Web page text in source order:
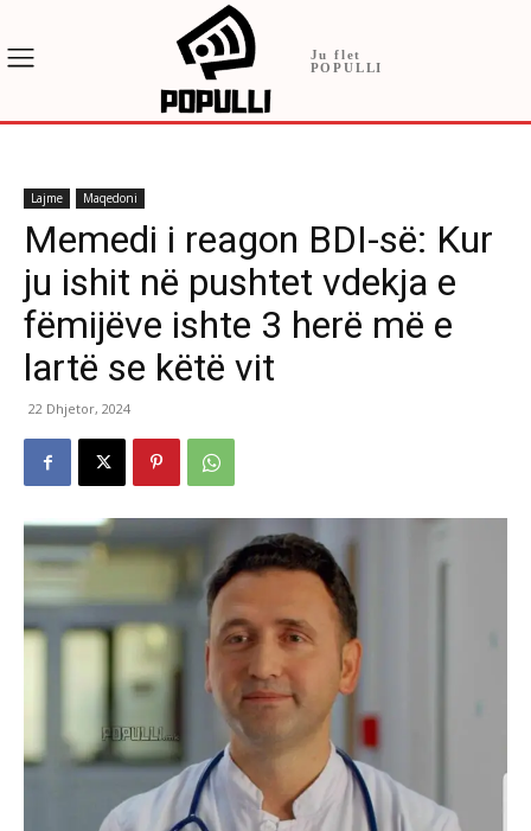
Ju flet
POPULLI
Lajme Maqedoni
Memedi i reagon BDI-së: Kur
ju ishit në pushtet vdekja e
fëmijëve ishte 3 herë më e
lartë se këtë vit
22 Dhjetor, 2024